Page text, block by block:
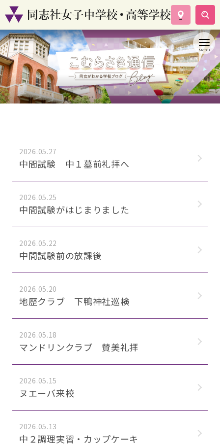
学校案内
コース紹介
学校生活
入試情報
資料請求
2026.05.27
中間試験 中１墓前礼拝へ
2026.05.25
中間試験がはじまりました
2026.05.22
中間試験前の放課後
2026.05.20
地歴クラブ 下鴨神社巡検
2026.05.18
マンドリンクラブ 賛美礼拝
2026.05.15
ヌエーバ来校
2026.05.13
中２調理実習・カップケーキ